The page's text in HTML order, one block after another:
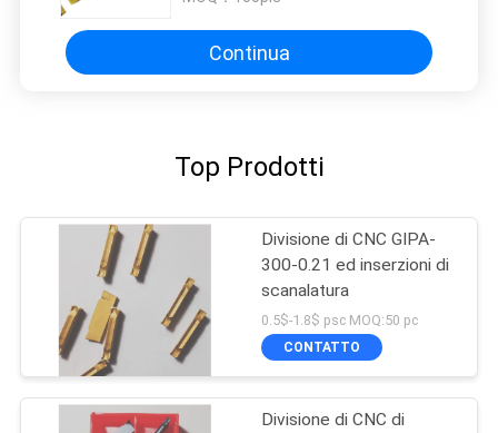
Continua
Top Prodotti
Divisione di CNC GIPA-
300-0.21 ed inserzioni di
scanalatura
0.5$-1.8$ psc MOQ:50 pc
CONTATTO
Divisione di CNC di